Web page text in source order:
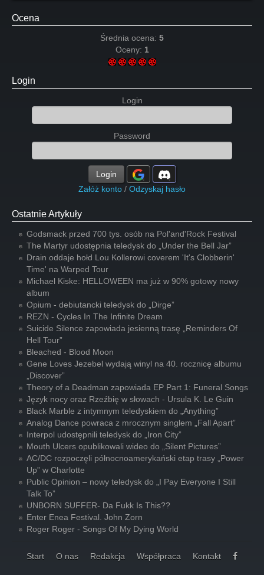
Ocena
Średnia ocena: 5
Oceny: 1
Login
Login
Password
Login
Załóż konto / Odzyskaj hasło
Ostatnie Artykuły
Godsmack przed 700 tys. osób na Pol'and'Rock Festival
The Martyr udostępnia teledysk do „Under the Bell Jar”
Drain oddaje hołd Lou Kollerowi coverem 'It's Clobberin'
Time' na Warped Tour
Michael Kiske: HELLOWEEN ma już w 90% gotowy nowy
album
Opium - debiutancki teledysk do „Dirge”
REZN - Cycles In The Infinite Dream
Suicide Silence zapowiada jesienną trasę „Reminders Of
Hell Tour”
Bleached - Blood Moon
Gene Loves Jezebel wydają winyl na 40. rocznicę albumu
„Discover”
Theory of a Deadman zapowiada EP Part 1: Funeral Songs
Język nocy oraz Rzeźbię w słowach - Ursula K. Le Guin
Black Marble z intymnym teledyskiem do „Anything”
Analog Dance powraca z mrocznym singlem „Fall Apart”
Interpol udostępnili teledysk do „Iron City”
Mouth Ulcers opublikowali wideo do „Silent Pictures”
AC/DC rozpoczęli północnoamerykański etap trasy „Power
Up” w Charlotte
Public Opinion – nowy teledysk do „I Pay Everyone I Still
Talk To”
UNBORN SUFFER- Da Fukk Is This??
Enter Enea Festival. John Zorn
Roger Roger - Songs Of My Dying World
Start O nas Redakcja Współpraca Kontakt